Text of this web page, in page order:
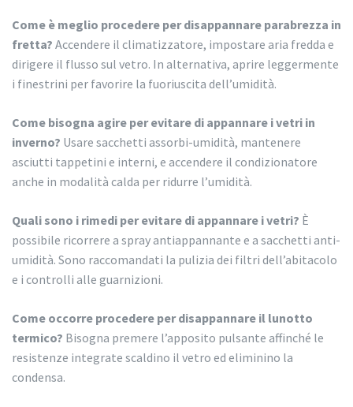
Come è meglio procedere per disappannare parabrezza in
fretta? Accendere il climatizzatore, impostare aria fredda e
dirigere il flusso sul vetro. In alternativa, aprire leggermente
i finestrini per favorire la fuoriuscita dell’umidità.
Come bisogna agire per evitare di appannare i vetri in
inverno? Usare sacchetti assorbi-umidità, mantenere
asciutti tappetini e interni, e accendere il condizionatore
anche in modalità calda per ridurre l’umidità.
Quali sono i rimedi per evitare di appannare i vetri? È
possibile ricorrere a spray antiappannante e a sacchetti anti-
umidità. Sono raccomandati la pulizia dei filtri dell’abitacolo
e i controlli alle guarnizioni.
Come occorre procedere per disappannare il lunotto
termico? Bisogna premere l’apposito pulsante affinché le
resistenze integrate scaldino il vetro ed eliminino la
condensa.